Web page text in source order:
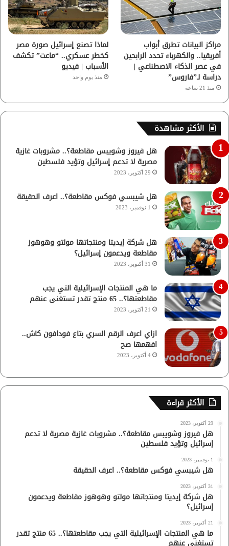
مراكز البيانات تطرق أبواب
أفريقيا.. والكهرباء تحدد الرابحين
في عصر الذكاء الاصطناعي |
دراسة لـ”فاروس”
منذ 21 ساعة
لماذا تصنع إسرائيل صورة مصر
كخطر عسكري.. “ماعت” تكشف
الأسباب | فيديو
منذ يوم واحد
الأكثر مشاهدة
هل فيروز وشويبس مقاطعة؟.. مشروبات غازية
مصرية لا تدعم إسرائيل وتؤيد فلسطين
29 أكتوبر، 2023
هل شيبسي فوكس مقاطعة؟.. اعرف الحقيقة
1 نوفمبر، 2023
هل شركة إيديتا ومنتجاتها مولتو وهوهوز
مقاطعة ويدعمون إسرائيل؟
31 أكتوبر، 2023
ما هي المنتجات الإسرائيلية التي يجب
مقاطعتها؟.. 65 منتج تقدر تستغنى عنهم
21 أكتوبر، 2023
ازاي اعرف الرقم السري بتاع فودافون كاش..
افهمها صح
4 أكتوبر، 2023
الأكثر قراءة
29 أكتوبر، 2023
هل فيروز وشويبس مقاطعة؟.. مشروبات غازية مصرية لا تدعم
إسرائيل وتؤيد فلسطين
1 نوفمبر، 2023
هل شيبسي فوكس مقاطعة؟.. اعرف الحقيقة
31 أكتوبر، 2023
هل شركة إيديتا ومنتجاتها مولتو وهوهوز مقاطعة ويدعمون
إسرائيل؟
21 أكتوبر، 2023
ما هي المنتجات الإسرائيلية التي يجب مقاطعتها؟.. 65 منتج تقدر